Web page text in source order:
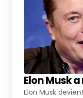
Elon Musk
Elon Musk